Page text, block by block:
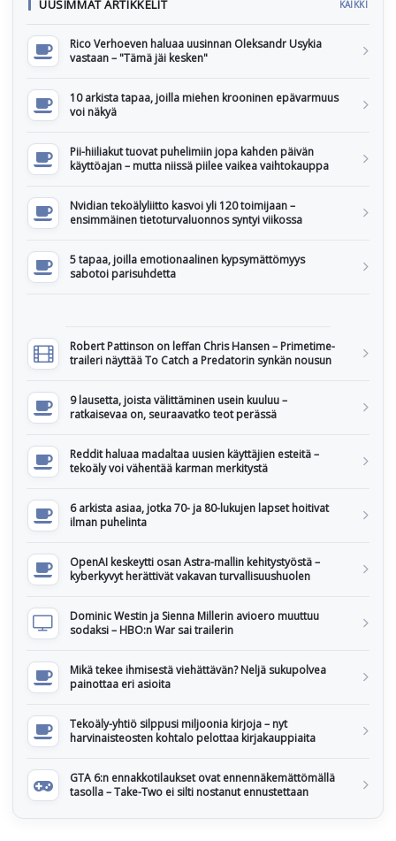
UUSIMMAT ARTIKKELIT KAIKKI
Rico Verhoeven haluaa uusinnan Oleksandr Usykia
vastaan – "Tämä jäi kesken"
10 arkista tapaa, joilla miehen krooninen epävarmuus
voi näkyä
Pii-hiiliakut tuovat puhelimiin jopa kahden päivän
käyttöajan – mutta niissä piilee vaikea vaihtokauppa
Nvidian tekoälyliitto kasvoi yli 120 toimijaan –
ensimmäinen tietoturvaluonnos syntyi viikossa
5 tapaa, joilla emotionaalinen kypsymättömyys
sabotoi parisuhdetta
Robert Pattinson on leffan Chris Hansen – Primetime-
traileri näyttää To Catch a Predatorin synkän nousun
9 lausetta, joista välittäminen usein kuuluu –
ratkaisevaa on, seuraavatko teot perässä
Reddit haluaa madaltaa uusien käyttäjien esteitä –
tekoäly voi vähentää karman merkitystä
6 arkista asiaa, jotka 70- ja 80-lukujen lapset hoitivat
ilman puhelinta
OpenAI keskeytti osan Astra-mallin kehitystyöstä –
kyberkyvyt herättivät vakavan turvallisuushuolen
Dominic Westin ja Sienna Millerin avioero muuttuu
sodaksi – HBO:n War sai trailerin
Mikä tekee ihmisestä viehättävän? Neljä sukupolvea
painottaa eri asioita
Tekoäly-yhtiö silppusi miljoonia kirjoja – nyt
harvinaisteosten kohtalo pelottaa kirjakauppiaita
GTA 6:n ennakkotilaukset ovat ennennäkemättömällä
tasolla – Take-Two ei silti nostanut ennustettaan